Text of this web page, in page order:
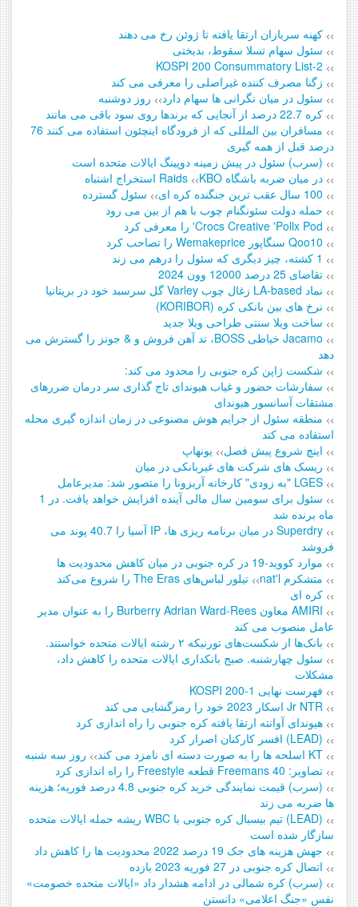
>> کهنه سربازان ارتقا یافته تا ژوئن رخ می دهند
>> سئول سهام تسلا سقوط، بدبختی
>>
KOSPI 200 Consummatory List-2
>> زگنا مصرف کننده غیراصلی را معرفی می کند
>> سئول در میان نگرانی ها سهام دارد>> روز دوشنبه
>> کره 22.7 درصد از آنجایی که برندها روی سود باقی می مانند
>>
مسافران بین المللی که از فرودگاه اینچئون استفاده می کنند 76
درصد قبل از همه گیری
>> (سرب) سئول در پیش زمینه دوپینگ ایالات متحده است
>> در میان ضربه باشگاه KBO >> Raids استخراج اشتباه
>> 100 سال عقب ترین جنگنده کره ای >> سئول گسترده
>> حمله دولت سئونگنام چوب با هم از بین می رود
>> Crocs Creative 'Pollx Pod' را معرفی کرد
>> Qoo10 سنگاپور Wemakeprice را تصاحب کرد
>> 1 کشته، چیز دیگری که سئول را درهم می زند
>> تقاضای 25 درصد 12000 وون 2024
>> نماد LA-based زغال چوب Varley گل سرسبد خود در بریتانیا
>> نرخ های بین بانکی کره (KORIBOR)
>> ساخت ویلا سنتی طراحی ویلا جدید
>>
Jacamo خیاطی BOSS، تد آهن فروش و & جونز را گسترش می
دهد
>> شکست ژاپن کره جنوبی را محدود می کند:
>> سفارشات حضور و غیاب هیوندای تاج گذاری سر درمان ضررهای
مشتقات آسانسور هیوندای
>> منطقه سئول از جرایم هوش مصنوعی در زمان اندازه گیری محله
استفاده می کند
>> اینچ شروع پیش فصل>> یونهاپ
>> ریسک های شرکت های غیربانکی در میان
>> LGES "به زودی" کارخانه آریزونا را متصور شد: مدیرعامل
>>
سئول برای سومین سال مالی آینده افزایش خواهد یافت. در 1
ماه برنده شد
>>
Superdry در میان برنامه ریزی ها، IP آسیا را 40.7 پوند می
فروشد
>> موارد کووید-19 در کره جنوبی در میان کاهش محدودیت ها
>> متشکرم nat'l >> تیلور لباس‌های The Eras را شروع می‌کند
>> کره ای
>>
AMIRI معاون Burberry Adrian Ward-Rees را به عنوان مدیر
عامل منصوب می کند
>> بانک‌ها از شکست‌های تورنیکه ۲ رشته ایالات متحده خواستند.
>> سئول چهارشنبه. صبح بانکداری ایالات متحده را کاهش داد،
مشکلات
>> فهرست نهایی KOSPI 200-1
>> Jr NTR اسکار 2023 خود را رمزگشایی می کند
>> هیوندای آوانته ارتقا یافته کره جنوبی را راه اندازی کرد
>> (LEAD) افسر کارکنان اصرار کرد
>> KT اسلحه ها را به صورت دسته ای نامزد می کند >> روز سه شنبه
>> تصاویر: Freemans 40 قطعه Freestyle را راه اندازی کرد
>>
(سرب) قیمت نمایندگی خرید کره جنوبی 4.8 درصد فوریه؛ هزینه
ها ضربه می زند
>>
(LEAD) تیم بیسبال کره جنوبی با WBC ریشه حمله ایالات متحده
سازگار شده است
>> جهش هزینه های جک 19 درصد 2022 محدودیت ها را کاهش داد
>> اتصال کره جنوبی در 27 فوریه 2023 بازده
>> (سرب) کره شمالی در ادامه هشدار داد «ایالات متحده خصومت»
نفس «جنگ اعلامی» دانستن